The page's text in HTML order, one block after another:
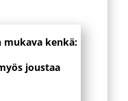
mukava kenkä:
joustaa